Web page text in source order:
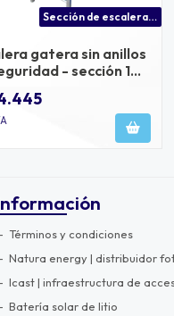
Sección de escalera gatera sin anillos de seguridad - sección 1 metro
gatera sin anillos
- sección 1
Términos y condiciones
Natura energy | distribuidor
Icast | infraestructura de
Batería solar de litio